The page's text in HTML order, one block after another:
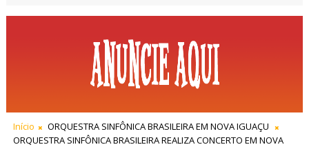
Início
ORQUESTRA SINFÔNICA BRASILEIRA EM NOVA IGUAÇU
ORQUESTRA SINFÔNICA BRASILEIRA REALIZA CONCERTO EM NOVA